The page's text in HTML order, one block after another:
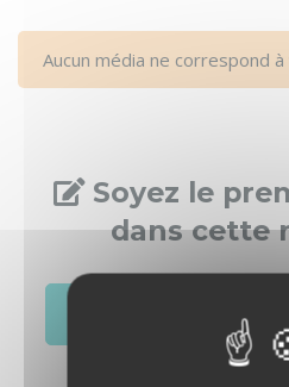
Aucun média ne correspond
Soyez le
dans cette